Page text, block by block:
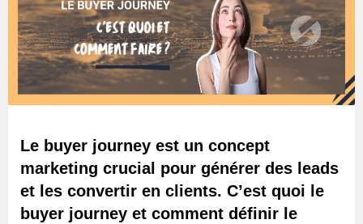
Le buyer journey est un concept
marketing crucial pour générer des leads
et les convertir en clients. C’est quoi le
buyer journey et comment définir le